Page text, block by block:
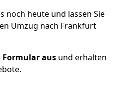
noch heute und lassen Sie
Umzug nach Frankfurt
Formular aus und erhalten